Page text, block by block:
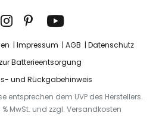
Impressum AGB
Datenschutz
Batterieentsorgung
und Rückgabehinweis
entsprechen dem UVP des Herstellers.
% MwSt. und zzgl. Versandkosten